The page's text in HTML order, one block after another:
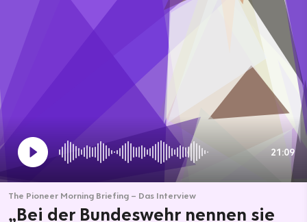
21:09
The Pioneer Morning Briefing – Das Interview
„Bei der Bundeswehr nennen sie